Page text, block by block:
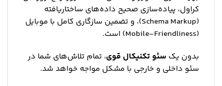
کراول، پیاده‌سازی صحیح داده‌های ساختاریافته
(Schema Markup)، و تضمین سازگاری کامل با موبایل
(Mobile-Friendliness) است.
بدون یک سئو تکنیکال قوی، تمام تلاش‌های شما در
سئو داخلی و خارجی با مشکل مواجه خواهد شد.